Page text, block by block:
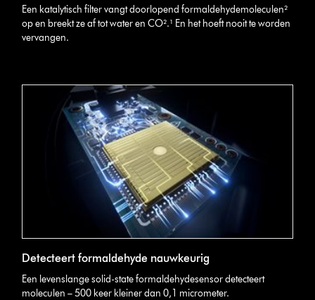
Een katalytisch filter vangt doorlopend formaldehydemoleculen²
op en breekt ze af tot water en CO².¹ En het hoeft nooit te worden
vervangen.
Detecteert formaldehyde nauwkeurig
Een levenslange solid-state formaldehydesensor detecteert
moleculen – 500 keer kleiner dan 0,1 micrometer.